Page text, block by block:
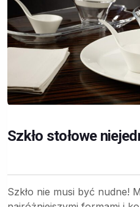
Szkło stołowe
Szkło nie musi być nudne!